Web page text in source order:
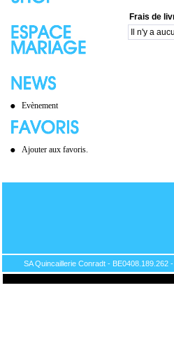
Evènement
Ajouter aux favoris.
Frais de
Il n'y a
SA Quincaillerie Conradt -